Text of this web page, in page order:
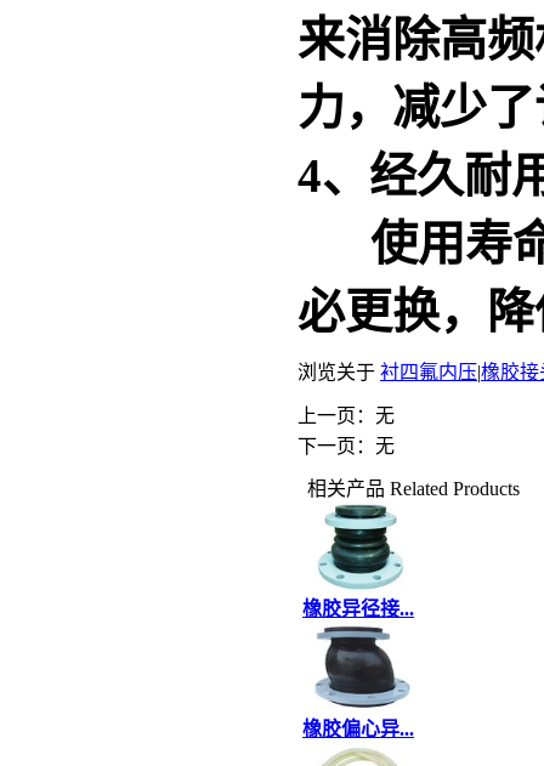
来消除高
力，减少
4、经久耐
使用寿命
必更换，
浏览关于 衬四氟内压|橡胶接
上一页：无
下一页：无
相关产品 Related Products
橡胶异径接...
橡胶偏心异...